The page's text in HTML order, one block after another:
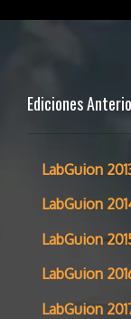
Ediciones
LabGuion
LabGuion
LabGuion
LabGuion
LabGuion